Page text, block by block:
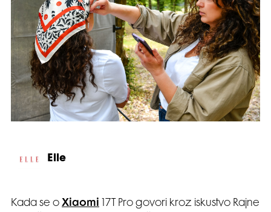
Elle
Kada se o Xiaomi 17T Pro govori kroz iskustvo Rajne